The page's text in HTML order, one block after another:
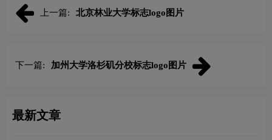
上一篇: 北京林业大学标志logo图片
下一篇: 加州大学洛杉矶分校标志logo图片
最新文章